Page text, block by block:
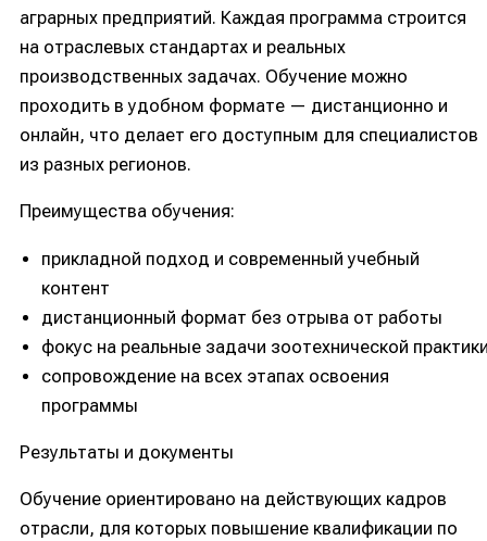
аграрных предприятий. Каждая программа строится
на отраслевых стандартах и реальных
производственных задачах. Обучение можно
проходить в удобном формате — дистанционно и
онлайн, что делает его доступным для специалистов
из разных регионов.
Преимущества обучения:
прикладной подход и современный учебный
контент
дистанционный формат без отрыва от работы
фокус на реальные задачи зоотехнической
сопровождение на всех этапах освоения
программы
Результаты и документы
Обучение ориентировано на действующих кадров
отрасли, для которых повышение квалификации по